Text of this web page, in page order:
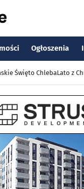
Ogłoszenia
Święto ChlebaLato z